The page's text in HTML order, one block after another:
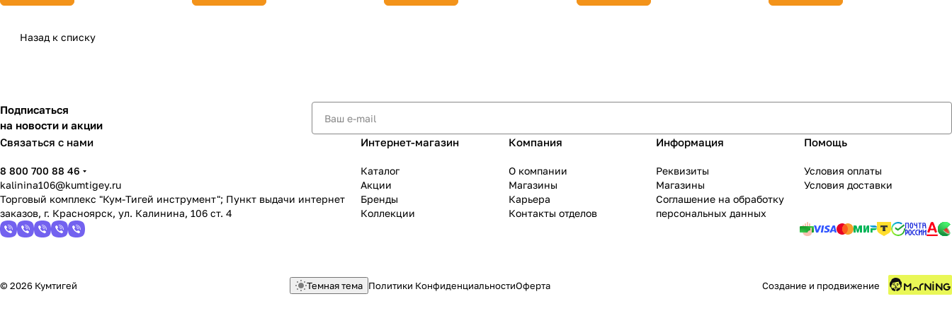
Назад к списку
Подписаться
на новости и акции
Связаться с нами
8 800 700 88 46
kalinina106@kumtigey.ru
Торговый комплекс "Кум-Тигей инструмент"; Пункт выдачи интернет
заказов, г. Красноярск, ул. Калинина, 106 ст. 4
Интернет-магазин
Каталог
Акции
Бренды
Коллекции
Компания
О компании
Магазины
Карьера
Контакты отделов
Информация
Реквизиты
Магазины
Соглашение на обработку
персональных данных
Помощь
Условия оплаты
Условия доставки
© 2026 Кумтигей Темная тема Политики КонфиденциальностиОферта Создание и продвижение